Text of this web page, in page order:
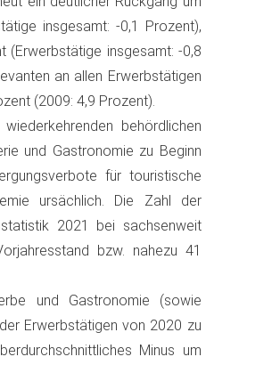
insgesamt: -0,1 Prozent),
(Erwerbstätige insgesamt: -0,8
an allen Erwerbstätigen
(2009: 4,9 Prozent).
behördlichen
und Gastronomie zu Beginn
für touristische
ursächlich. Die Zahl der
2021 bei sachsenweit
bzw. nahezu 41
und Gastronomie (sowie
Erwerbstätigen von 2020 zu
Minus um